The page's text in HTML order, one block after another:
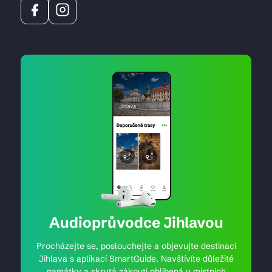
Audioprůvodce Jihlavou
Procházejte se, poslouchejte a objevujte destinaci
Jihlava s aplikací SmartGuide. Navštívíte důležité